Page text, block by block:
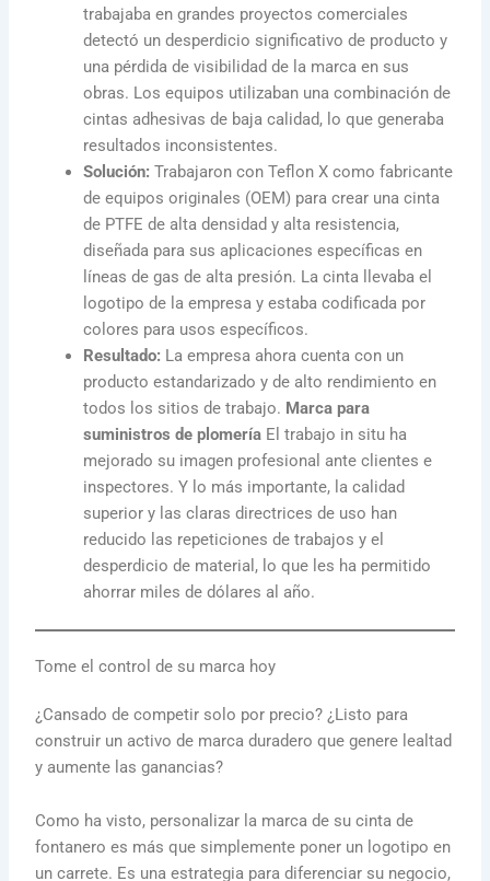
trabajaba en grandes proyectos comerciales
detectó un desperdicio significativo de producto y
una pérdida de visibilidad de la marca en sus
obras. Los equipos utilizaban una combinación de
cintas adhesivas de baja calidad, lo que generaba
resultados inconsistentes.
Solución: Trabajaron con Teflon X como fabricante
de equipos originales (OEM) para crear una cinta
de PTFE de alta densidad y alta resistencia,
diseñada para sus aplicaciones específicas en
líneas de gas de alta presión. La cinta llevaba el
logotipo de la empresa y estaba codificada por
colores para usos específicos.
Resultado: La empresa ahora cuenta con un
producto estandarizado y de alto rendimiento en
todos los sitios de trabajo. Marca para
suministros de plomería El trabajo in situ ha
mejorado su imagen profesional ante clientes e
inspectores. Y lo más importante, la calidad
superior y las claras directrices de uso han
reducido las repeticiones de trabajos y el
desperdicio de material, lo que les ha permitido
ahorrar miles de dólares al año.
Tome el control de su marca hoy
¿Cansado de competir solo por precio? ¿Listo para
construir un activo de marca duradero que genere lealtad
y aumente las ganancias?
Como ha visto, personalizar la marca de su cinta de
fontanero es más que simplemente poner un logotipo en
un carrete. Es una estrategia para diferenciar su negocio,